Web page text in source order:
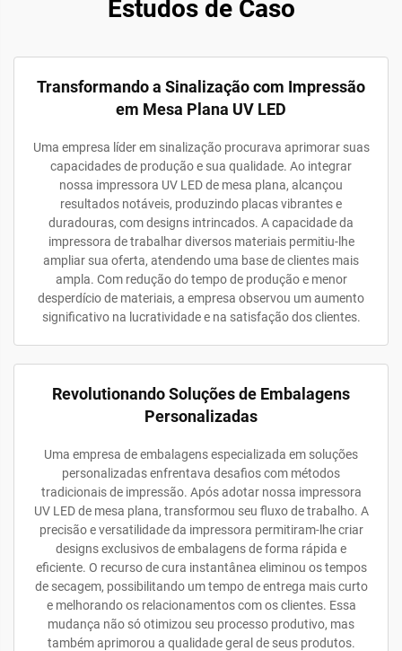
Estudos de Caso
Transformando a Sinalização com Impressão
em Mesa Plana UV LED
Uma empresa líder em sinalização procurava aprimorar suas
capacidades de produção e sua qualidade. Ao integrar
nossa impressora UV LED de mesa plana, alcançou
resultados notáveis, produzindo placas vibrantes e
duradouras, com designs intrincados. A capacidade da
impressora de trabalhar diversos materiais permitiu-lhe
ampliar sua oferta, atendendo uma base de clientes mais
ampla. Com redução do tempo de produção e menor
desperdício de materiais, a empresa observou um aumento
significativo na lucratividade e na satisfação dos clientes.
Revolutionando Soluções de Embalagens
Personalizadas
Uma empresa de embalagens especializada em soluções
personalizadas enfrentava desafios com métodos
tradicionais de impressão. Após adotar nossa impressora
UV LED de mesa plana, transformou seu fluxo de trabalho. A
precisão e versatilidade da impressora permitiram-lhe criar
designs exclusivos de embalagens de forma rápida e
eficiente. O recurso de cura instantânea eliminou os tempos
de secagem, possibilitando um tempo de entrega mais curto
e melhorando os relacionamentos com os clientes. Essa
mudança não só otimizou seu processo produtivo, mas
também aprimorou a qualidade geral de seus produtos.